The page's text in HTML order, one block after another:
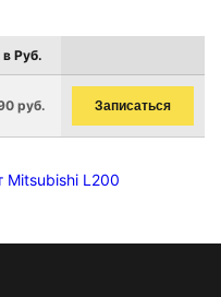
Руб.
руб. Записаться
Mitsubishi L200